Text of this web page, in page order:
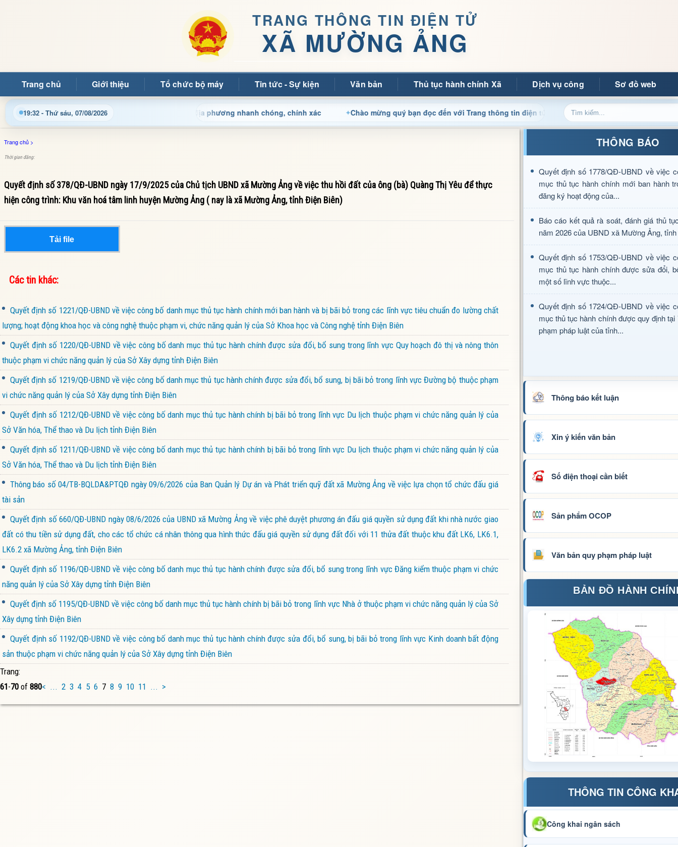
TRANG THÔNG TIN ĐIỆN TỬ
XÃ MƯỜNG ẢNG
Trang chủ Giới thiệu Tổ chức bộ máy Tin tức - Sự kiện Văn bản Thủ tục hành chính Xã Dịch vụ công Sơ đồ web
19:32 - Thứ sáu, 07/08/2026
tin điều hành, thủ tục hành chính và tin tức địa phương nhanh chóng, chính xác Chào mừng quý bạn đọc đến với Trang thông tin điện tử xã Mường Ảng Cập nhật thông tin
Trang chủ >
Thời gian đăng:
Quyết định số 378/QĐ-UBND ngày 17/9/2025 của Chủ tịch UBND xã Mường Ảng về việc thu hồi đất của ông (bà) Quàng Thị Yêu để thực
hiện công trình: Khu văn hoá tâm linh huyện Mường Ảng ( nay là xã Mường Ảng, tỉnh Điện Biên)
Tải file
Các tin khác:
Quyết định số 1221/QĐ-UBND về việc công bố danh mục thủ tục hành chính mới ban hành và bị bãi bỏ trong các lĩnh vực tiêu chuẩn đo lường chất
lượng; hoạt động khoa học và công nghệ thuộc phạm vi, chức năng quản lý của Sở Khoa học và Công nghệ tỉnh Điện Biên
Quyết định số 1220/QĐ-UBND về việc công bố danh mục thủ tục hành chính được sửa đổi, bổ sung trong lĩnh vực Quy hoạch đô thị và nông thôn
thuộc phạm vi chức năng quản lý của Sở Xây dựng tỉnh Điện Biên
Quyết định số 1219/QĐ-UBND về việc công bố danh mục thủ tục hành chính được sửa đổi, bổ sung, bị bãi bỏ trong lĩnh vực Đường bộ thuộc phạm
vi chức năng quản lý của Sở Xây dựng tỉnh Điện Biên
Quyết định số 1212/QĐ-UBND về việc công bố danh mục thủ tục hành chính bị bãi bỏ trong lĩnh vực Du lịch thuộc phạm vi chức năng quản lý của
Sở Văn hóa, Thể thao và Du lịch tỉnh Điện Biên
Quyết định số 1211/QĐ-UBND về việc công bố danh mục thủ tục hành chính bị bãi bỏ trong lĩnh vực Du lịch thuộc phạm vi chức năng quản lý của
Sở Văn hóa, Thể thao và Du lịch tỉnh Điện Biên
Thông báo số 04/TB-BQLDA&PTQĐ ngày 09/6/2026 của Ban Quản lý Dự án và Phát triển quỹ đất xã Mường Ảng về việc lựa chọn tổ chức đấu giá
tài sản
Quyết định số 660/QĐ-UBND ngày 08/6/2026 của UBND xã Mường Ảng về việc phê duyệt phương án đấu giá quyền sử dụng đất khi nhà nước giao
đất có thu tiền sử dụng đất, cho các tổ chức cá nhân thông qua hình thức đấu giá quyền sử dụng đất đối với 11 thửa đất thuộc khu đất LK6, LK6.1,
LK6.2 xã Mường Ảng, tỉnh Điện Biên
Quyết định số 1196/QĐ-UBND về việc công bố danh mục thủ tục hành chính được sửa đổi, bổ sung trong lĩnh vực Đăng kiểm thuộc phạm vi chức
năng quản lý của Sở Xây dựng tỉnh Điện Biên
Quyết định số 1195/QĐ-UBND về việc công bố danh mục thủ tục hành chính bị bãi bỏ trong lĩnh vực Nhà ở thuộc phạm vi chức năng quản lý của Sở
Xây dựng tỉnh Điện Biên
Quyết định số 1192/QĐ-UBND về việc công bố danh mục thủ tục hành chính được sửa đổi, bổ sung, bị bãi bỏ trong lĩnh vực Kinh doanh bất động
sản thuộc phạm vi chức năng quản lý của Sở Xây dựng tỉnh Điện Biên
Trang:
61-70 of 880< ... 2 3 4 5 6 7 8 9 10 11 ... >
THÔNG BÁO
Quyết định số 1778/QĐ-UBND về việc
mục thủ tục hành chính mới ban hành
đăng ký hoạt động của...
Báo cáo kết quả rà soát, đánh giá thủ
năm 2026 của UBND xã Mường Ảng,
Quyết định số 1753/QĐ-UBND về việc
mục thủ tục hành chính được sửa đổi,
một số lĩnh vực thuộc...
Quyết định số 1724/QĐ-UBND về việc
mục thủ tục hành chính được quy định tại
phạm pháp luật của tỉnh...
Thông báo kết luận
Xin ý kiến văn bản
Số điện thoại cần biết
Sản phẩm OCOP
Văn bản quy phạm pháp luật
BẢN ĐỒ HÀNH
THÔNG TIN CÔNG
Công khai ngân sách